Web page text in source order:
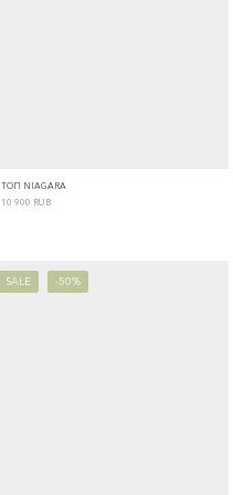
ТОП NIAGARA
10 900 RUB
SALE -50%